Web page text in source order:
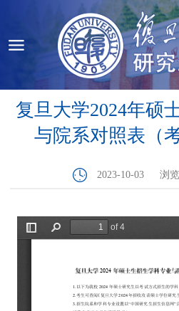
复旦大学2024年硕
与院系对照表（
2023-10-03 浏